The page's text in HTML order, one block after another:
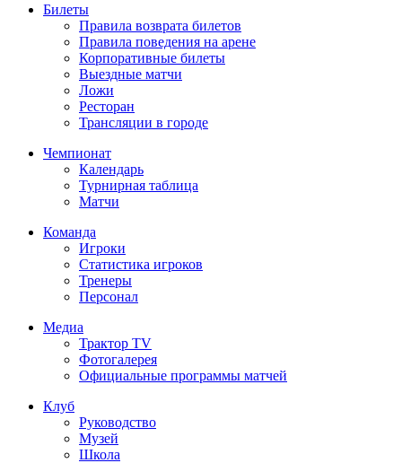
Билеты
Правила возврата билетов
Правила поведения на арене
Корпоративные билеты
Выездные матчи
Ложи
Ресторан
Трансляции в городе
Чемпионат
Календарь
Турнирная таблица
Матчи
Команда
Игроки
Статистика игроков
Тренеры
Персонал
Медиа
Трактор TV
Фотогалерея
Официальные программы матчей
Клуб
Руководство
Музей
Школа